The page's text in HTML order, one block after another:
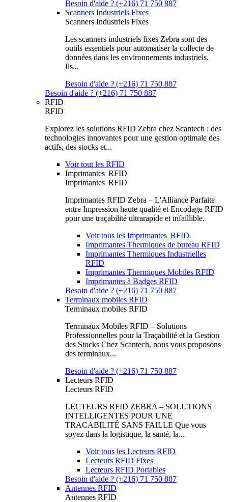
Besoin d'aide ? (+216) 71 750 887
Scanners Industriels Fixes
Scanners Industriels Fixes
Les scanners industriels fixes Zebra sont des
outils essentiels pour automatiser la collecte de
données dans les environnements industriels.
Ils...
Besoin d'aide ? (+216) 71 750 887
Besoin d'aide ? (+216) 71 750 887
RFID
RFID
Explorez les solutions RFID Zebra chez Scantech : des
technologies innovantes pour une gestion optimale des
actifs, des stocks et...
Voir tout les RFID
Imprimantes RFID
Imprimantes RFID
Imprimantes RFID Zebra – L'Alliance Parfaite
entre Impression haute qualité et Encodage RFID
pour une traçabilité ultrarapide et infaillible.
Voir tous les Imprimantes RFID
Imprimantes Thermiques de bureau RFID
Imprimantes Thermiques Industrielles
RFID
Imprimantes Thermiques Mobiles RFID
Imprimantes à Badges RFID
Besoin d'aide ? (+216) 71 750 887
Terminaux mobiles RFID
Terminaux mobiles RFID
Terminaux Mobiles RFID – Solutions
Professionnelles pour la Traçabilité et la Gestion
des Stocks Chez Scantech, nous vous proposons
des terminaux...
Besoin d'aide ? (+216) 71 750 887
Lecteurs RFID
Lecteurs RFID
LECTEURS RFID ZEBRA – SOLUTIONS
INTELLIGENTES POUR UNE
TRACABILITÉ SANS FAILLE Que vous
soyez dans la logistique, la santé, la...
Voir tous les Lecteurs RFID
Lecteurs RFID Fixes
Lecteurs RFID Portables
Besoin d'aide ? (+216) 71 750 887
Antennes RFID
Antennes RFID